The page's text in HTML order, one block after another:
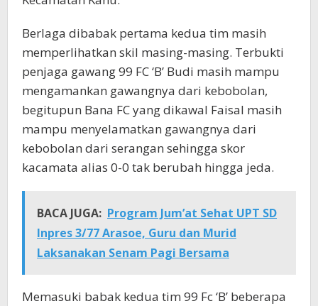
Berlaga dibabak pertama kedua tim masih
memperlihatkan skil masing-masing. Terbukti
penjaga gawang 99 FC ‘B’ Budi masih mampu
mengamankan gawangnya dari kebobolan,
begitupun Bana FC yang dikawal Faisal masih
mampu menyelamatkan gawangnya dari
kebobolan dari serangan sehingga skor
kacamata alias 0-0 tak berubah hingga jeda.
BACA JUGA: Program Jum’at Sehat UPT SD
Inpres 3/77 Arasoe, Guru dan Murid
Laksanakan Senam Pagi Bersama
Memasuki babak kedua tim 99 Fc ‘B’ beberapa